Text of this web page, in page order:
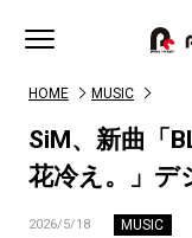
HOME MUSIC
SiM、新曲「
花冷え。」デ
2026/5/18 MUSIC